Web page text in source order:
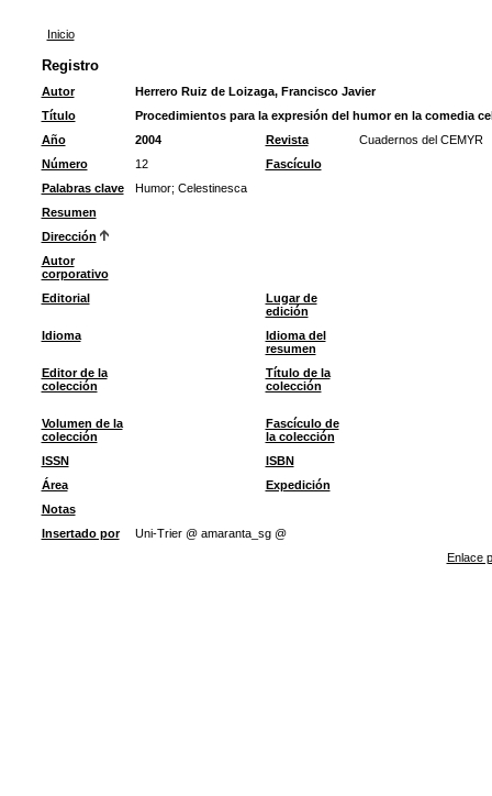
Inicio
Registro
Autor
Herrero Ruiz de Loizaga, Francisco Javier
Título
Procedimientos para la expresión del humor en la comedia
Año
2004 Revista
Cuadernos del CEMYR
Número
12
Fascículo
Palabras clave
Humor; Celestinesca
Resumen
Dirección
Autor
corporativo
Editorial
Lugar de
edición
Idioma
Idioma del
resumen
Editor de la
colección
Título de la
colección
Volumen de la
colección
Fascículo de
la colección
ISSN
ISBN
Área
Expedición
Notas
Insertado por
Uni-Trier @ amaranta_sg @
Enlace